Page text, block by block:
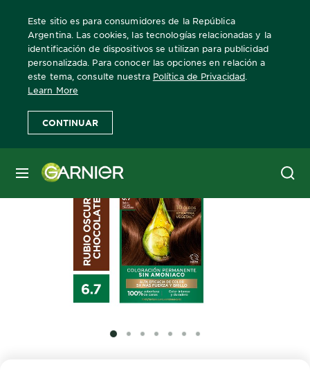
Este sitio es para consumidores de la República
Argentina. Las cookies, las tecnologías relacionadas y la
identificación de dispositivos se utilizan para publicidad
personalizada. Para conocer las opciones en relación a
este tema, consulte nuestra Política de Privacidad
Learn More
CONTINUAR
MENÚ
Home Nutrisse TONO 6.7 RUBIO OSCURO CHOCOLATE
SLIDE 1
SLIDE 2
SLIDE 3
SLIDE 4
SLIDE 5
SLIDE 6
SLIDE 7